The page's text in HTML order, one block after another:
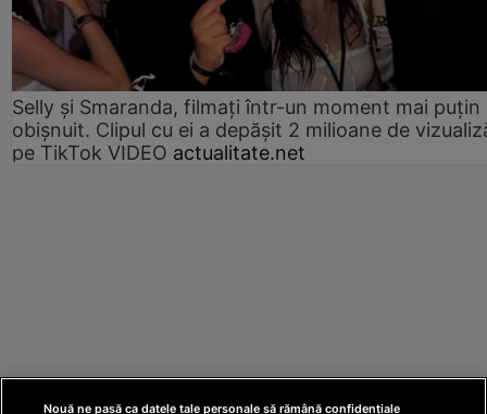
Selly și Smaranda, filmați într-un moment mai puțin
obișnuit. Clipul cu ei a depășit 2 milioane de
pe TikTok VIDEO actualitate.net
Nouă ne pasă ca datele tale personale să rămână confidențiale